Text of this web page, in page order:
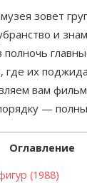
зовет
и
полночь
где их
вам
—
Оглавление
(1988)